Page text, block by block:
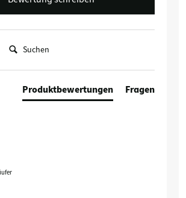
Suchen:
Produktbewertungen Fragen